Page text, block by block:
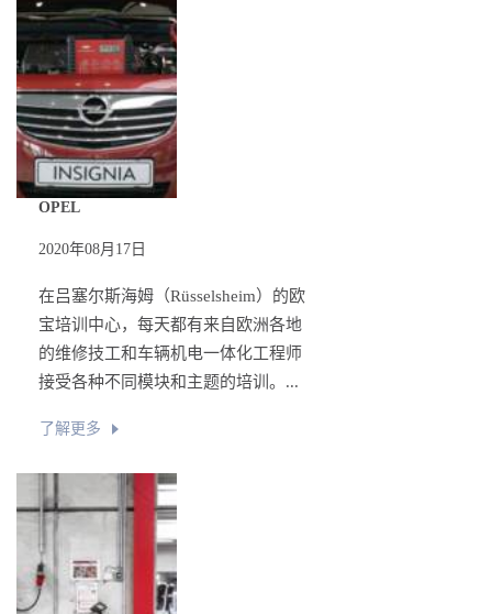
OPEL
2020年08月17日
在吕塞尔斯海姆（Rüsselsheim）的欧
宝培训中心，每天都有来自欧洲各地
的维修技工和车辆机电一体化工程师
接受各种不同模块和主题的培训。...
了解更多